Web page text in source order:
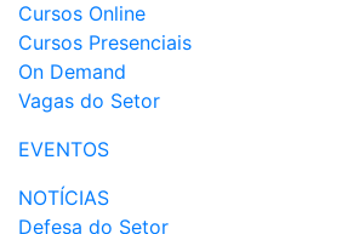
Cursos Online
Cursos Presenciais
On Demand
Vagas do Setor
EVENTOS
NOTÍCIAS
Defesa do Setor